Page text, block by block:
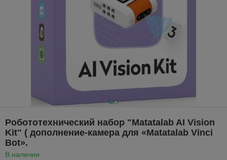
Робототехнический набор "Matatalab AI Vision
Kit" ( дополнение-камера для «Matatalab Vinci
Bot».
В наличии